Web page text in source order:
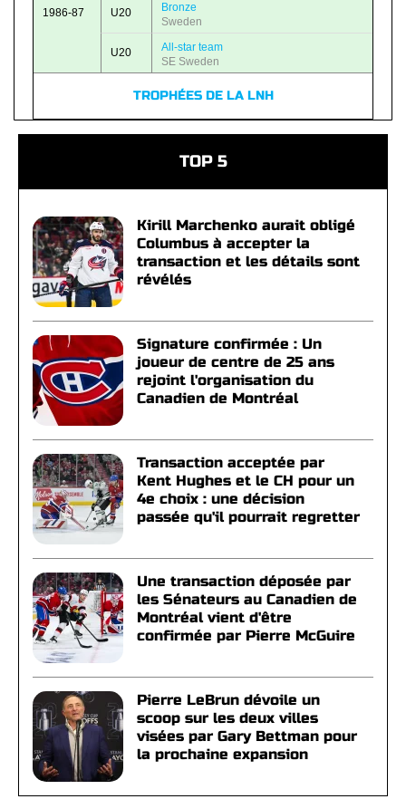
1986-87 U20
Bronze
Sweden
U20
All-star team
SE Sweden
TROPHÉES DE LA LNH
TOP 5
Kirill Marchenko aurait obligé
Columbus à accepter la
transaction et les détails sont
révélés
Signature confirmée : Un
joueur de centre de 25 ans
rejoint l'organisation du
Canadien de Montréal
Transaction acceptée par
Kent Hughes et le CH pour un
4e choix : une décision
passée qu'il pourrait regretter
Une transaction déposée par
les Sénateurs au Canadien de
Montréal vient d'être
confirmée par Pierre McGuire
Pierre LeBrun dévoile un
scoop sur les deux villes
visées par Gary Bettman pour
la prochaine expansion